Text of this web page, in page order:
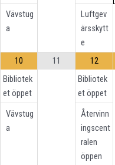
Vävstug
a
Luftgev
ärsskytt
e
10
Bibliotek
et öppet
Vävstug
a
11
12
Bibliotek
et öppet
Återvinn
ingscent
ralen
öppen